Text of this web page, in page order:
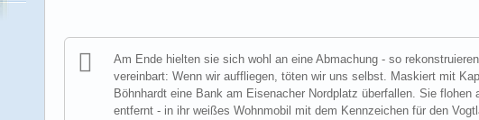
Am Ende hielten sie sich wohl an eine Abmachung - so
vereinbart: Wenn wir auffliegen, töten wir uns selbst. Maskiert mit
Böhnhardt eine Bank am Eisenacher Nordplatz überfallen. Sie
entfernt - in ihr weißes Wohnmobil mit dem Kennzeichen für den